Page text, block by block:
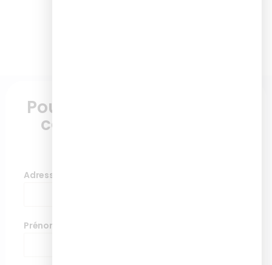
Pour plus d'informations,
contactez nous via ce
Adresse de messagerie
Prénom